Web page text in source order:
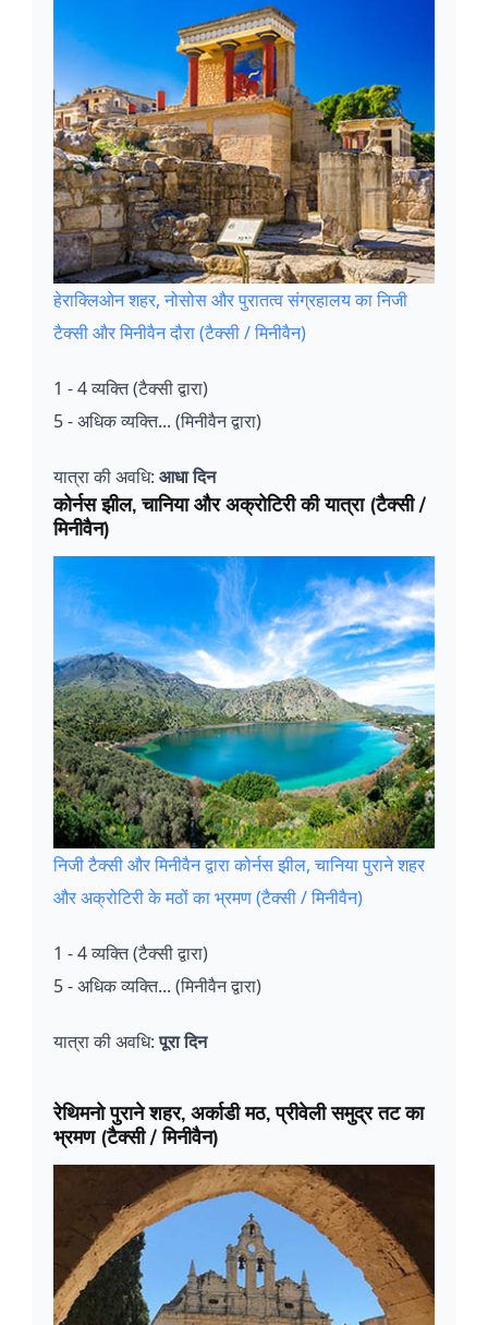
हेराक्लिओन शहर, नोसोस और पुरातत्व संग्रहालय का निजी
टैक्सी और मिनीवैन दौरा (टैक्सी / मिनीवैन)
1 - 4 व्यक्ति (टैक्सी द्वारा)
5 - अधिक व्यक्ति... (मिनीवैन द्वारा)
यात्रा की अवधि: आधा दिन
कोर्नस झील, चानिया और अक्रोटिरी की यात्रा (टैक्सी /
मिनीवैन)
निजी टैक्सी और मिनीवैन द्वारा कोर्नस झील, चानिया पुराने शहर
और अक्रोटिरी के मठों का भ्रमण (टैक्सी / मिनीवैन)
1 - 4 व्यक्ति (टैक्सी द्वारा)
5 - अधिक व्यक्ति... (मिनीवैन द्वारा)
यात्रा की अवधि:पूरा दिन
रेथिमनो पुराने शहर, अर्काडी मठ, प्रीवेली समुद्र तट का
भ्रमण (टैक्सी / मिनीवैन)